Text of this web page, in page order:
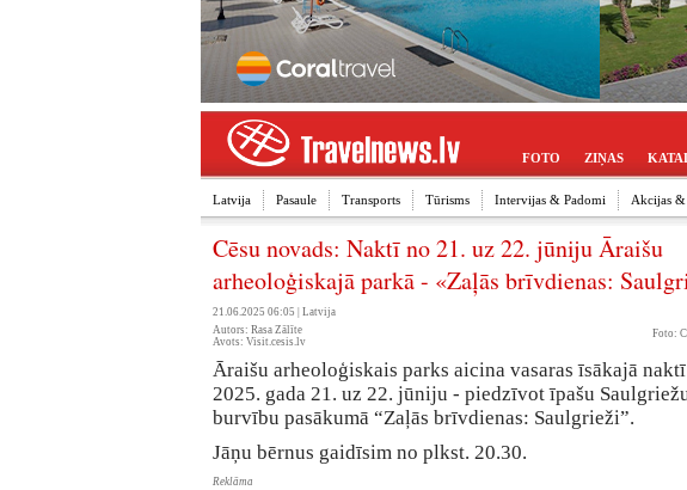
FOTO ZIŅAS
Latvija Pasaule Transports Tūrisms Intervijas & Padomi Akcijas
Cēsu novads: Naktī no 21. uz 22. jūniju Āraišu
arheoloģiskajā parkā - «Zaļās brīvdienas:
21.06.2025 06:05 | Latvija
Foto:
Autors: Rasa Zālīte
Avots: Visit.cesis.lv
Āraišu arheoloģiskais parks aicina vasaras īsākajā
2025. gada 21. uz 22. jūniju - piedzīvot īpašu
burvību pasākumā “Zaļās brīvdienas: Saulgrieži”.
Jāņu bērnus gaidīsim no plkst. 20.30.
Reklāma